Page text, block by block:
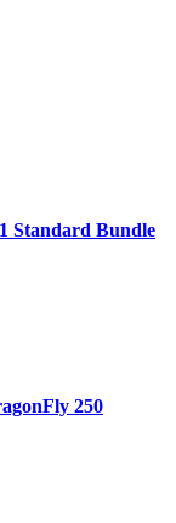
Standard Bundle
250